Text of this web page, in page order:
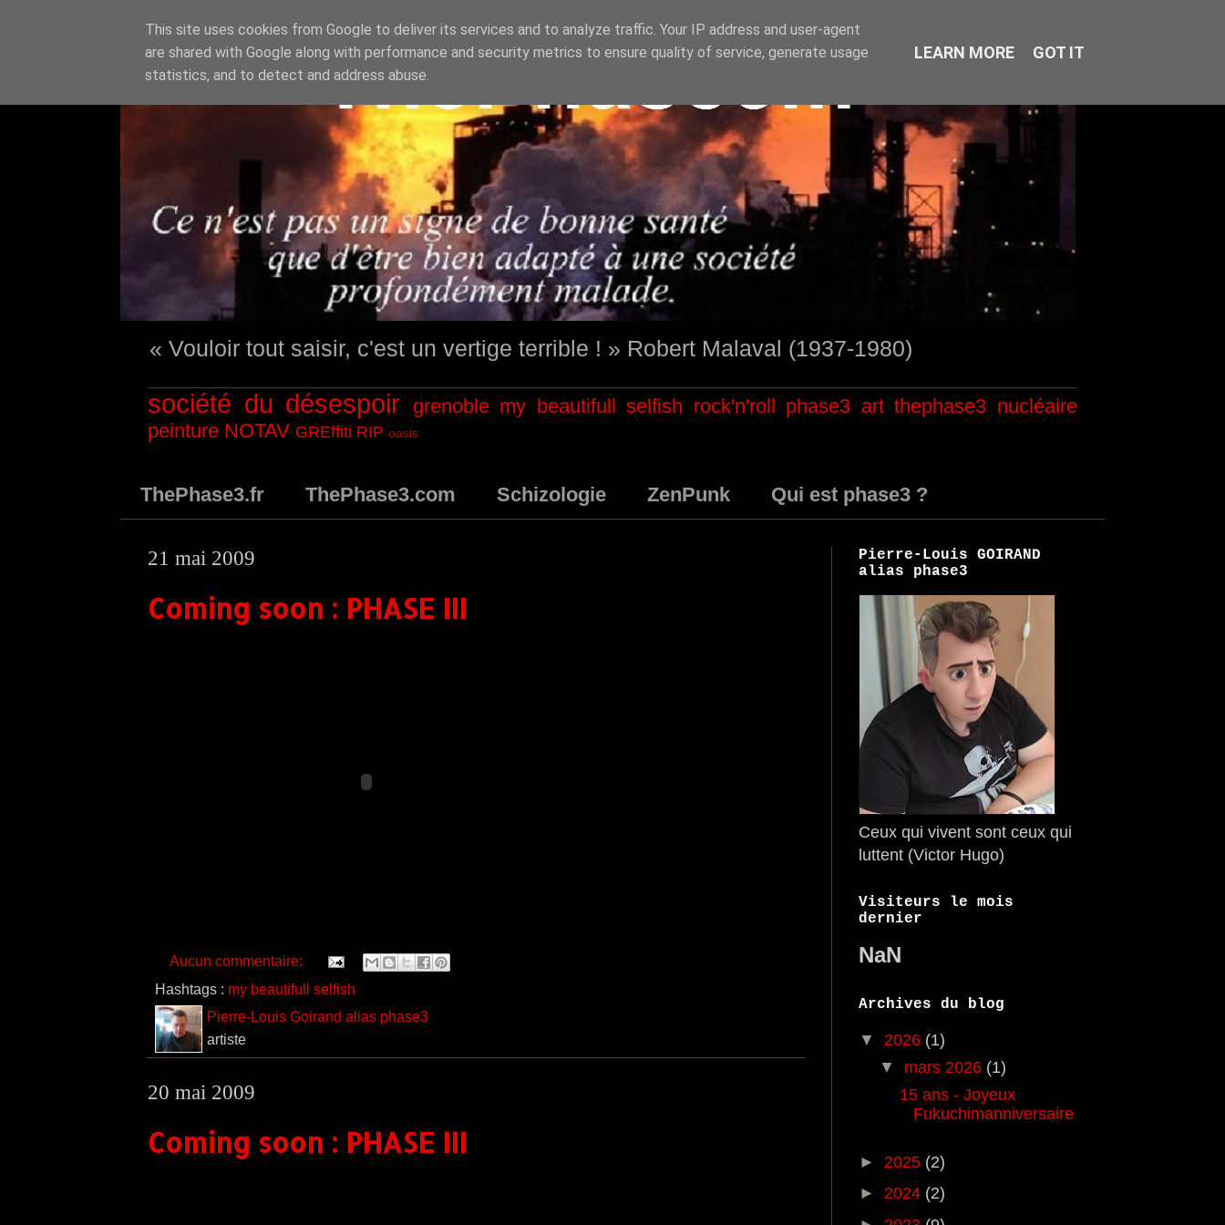
« Vouloir tout saisir, c'est un vertige terrible ! » Robert Malaval (1937-1980)
société du désespoir grenoble my beautifull selfish rock'n'roll phase3 art thephase3 nucléaire
peinture NOTAV GREffiti RIP oasis
ThePhase3.fr ThePhase3.com Schizologie ZenPunk Qui est phase3 ?
21 mai 2009
Coming soon : PHASE III
Aucun commentaire:
Hashtags : my beautifull selfish
Pierre-Louis Goirand alias phase3
artiste
20 mai 2009
Coming soon : PHASE III
Pierre-Louis GOIRAND
alias phase3
Ceux qui vivent sont ceux qui
luttent (Victor Hugo)
Visiteurs le mois
dernier
NaN
Archives du blog
▼ 2026 (1)
▼ mars 2026 (1)
15 ans - Joyeux
Fukuchimanniversaire
► 2025 (2)
► 2024 (2)
This site uses cookies from Google to deliver its services and to analyze traffic. Your IP address and user-agent
are shared with Google along with performance and security metrics to ensure quality of service, generate usage
statistics, and to detect and address abuse.
LEARN MORE GOT IT